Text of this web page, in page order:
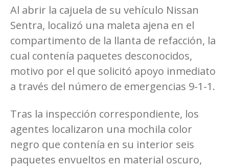
Al abrir la cajuela de su vehículo Nissan
Sentra, localizó una maleta ajena en el
compartimento de la llanta de refacción, la
cual contenía paquetes desconocidos,
motivo por el que solicitó apoyo inmediato
a través del número de emergencias 9-1-1.
Tras la inspección correspondiente, los
agentes localizaron una mochila color
negro que contenía en su interior seis
paquetes envueltos en material oscuro,